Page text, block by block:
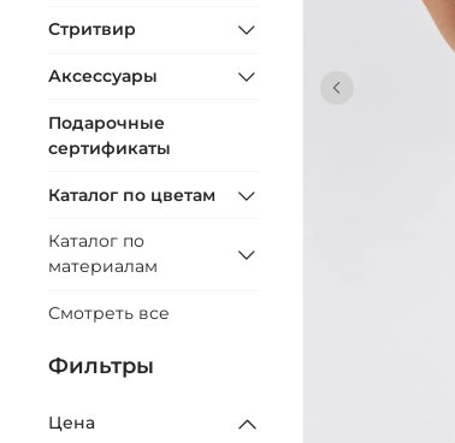
Стритвир
Аксессуары
Подарочные
сертификаты
Каталог по цветам
Каталог по
материалам
Смотреть все
Фильтры
Цена